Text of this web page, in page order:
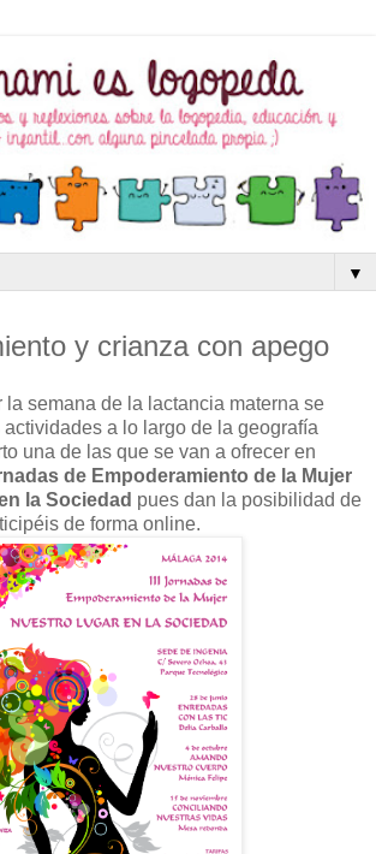
▼
y crianza con apego
la semana de la lactancia materna se
a lo largo de la geografía
una de las que se van a ofrecer en
de Empoderamiento de la Mujer
la Sociedad pues dan la posibilidad de
de forma online.